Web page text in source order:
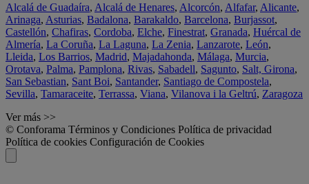
Alcalá de Guadaíra, Alcalá de Henares, Alcorcón, Alfafar, Alicante,
Arinaga, Asturias, Badalona, Barakaldo, Barcelona, Burjassot,
Castellón, Chafiras, Cordoba, Elche, Finestrat, Granada, Huércal de
Almería, La Coruña, La Laguna, La Zenia, Lanzarote, León,
Lleida, Los Barrios, Madrid, Majadahonda, Málaga, Murcia,
Orotava, Palma, Pamplona, Rivas, Sabadell, Sagunto, Salt, Girona,
San Sebastian, Sant Boi, Santander, Santiago de Compostela,
Sevilla, Tamaraceite, Terrassa, Viana, Vilanova i la Geltrú, Zaragoza
Ver más >>
© Conforama Términos y Condiciones Política de privacidad
Política de cookies Configuración de Cookies